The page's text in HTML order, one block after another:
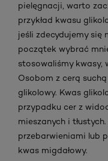
pielęgnacji, warto
przykład kwasu
jeśli zdecydujemy się
początek wybrać
stosowaliśmy kwasy,
Osobom z cerą
glikolowy. Kwas
przypadku cer z
mieszanych i
przebarwieniami lub
kwas migdałowy.